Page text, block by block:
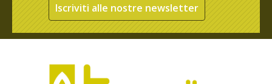
Iscriviti alle nostre newsletter